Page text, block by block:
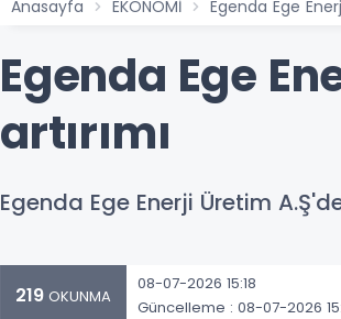
Anasayfa EKONOMİ Egenda Ege
Egenda Ege
artırımı
Egenda Ege Enerji Üretim
219 OKUNMA
08-07-2026 15:18
Güncelleme : 08-07-2026